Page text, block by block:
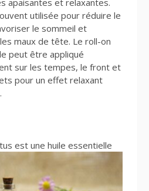
utilisée pour réduire le
le sommeil et
maux de tête. Le roll-on
peut être appliqué
sur les tempes, le front et
pour un effet relaxant
est une huile essentielle